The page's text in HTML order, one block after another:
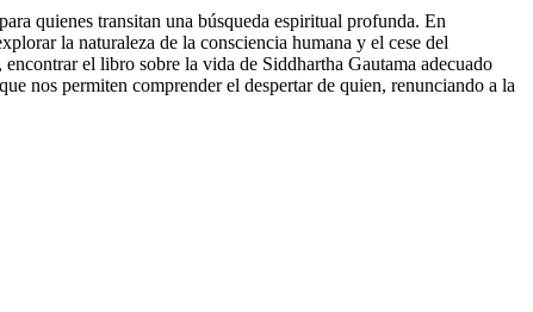
quienes transitan una búsqueda espiritual profunda. En
la naturaleza de la consciencia humana y el cese del
el libro sobre la vida de Siddhartha Gautama adecuado
nos permiten comprender el despertar de quien, renunciando a la